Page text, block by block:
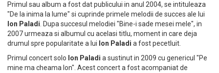
Primul sau album a fost dat publicului in anul 2004, se intituleaza
"De la inima la lume" si cuprinde primele melodii de succes ale lui
Ion Paladi . Dupa succesul melodiei "Bine-i sade mesei mele", in
2007 urmeaza si albumul cu acelasi titlu, moment in care deja
drumul spre popularitate a lui Ion Paladi a fost pecetluit.
Primul concert solo Ion Paladi a sustinut in 2009 cu genericul "Pe
mine ma cheama Ion". Acest concert a fost acompaniat de